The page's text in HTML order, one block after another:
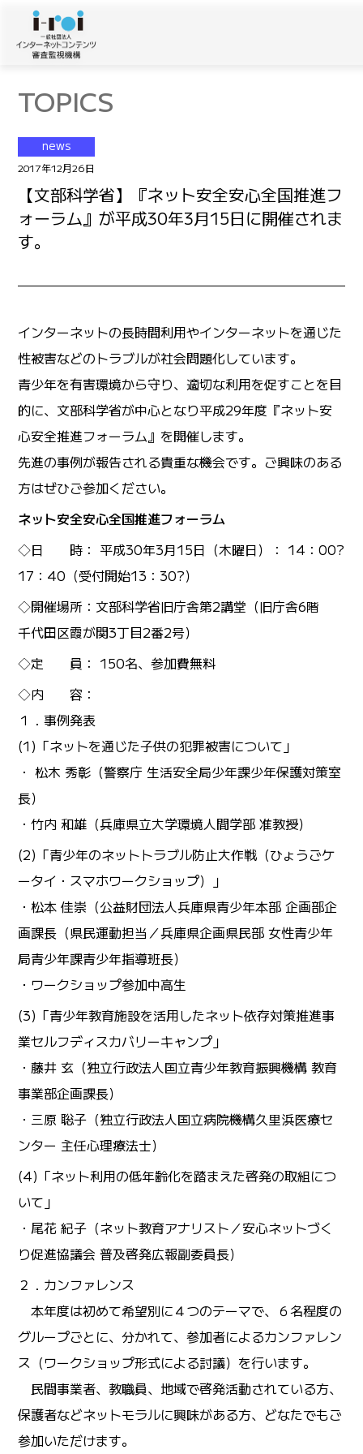
TOPICS
news
2017年12月26日
【文部科学省】『ネット安全安心全国推進フ
ォーラム』が平成30年3月15日に開催されま
す。
インターネットの長時間利用やインターネットを通じた
性被害などのトラブルが社会問題化しています。
青少年を有害環境から守り、適切な利用を促すことを目
的に、文部科学省が中心となり平成29年度『ネット安
心安全推進フォーラム』を開催します。
先進の事例が報告される貴重な機会です。ご興味のある
方はぜひご参加ください。
ネット安全安心全国推進フォーラム
◇日 時： 平成30年3月15日（木曜日）： 14：00?
17：40（受付開始13：30?）
◇開催場所：文部科学省旧庁舎第2講堂（旧庁舎6階
千代田区霞が関3丁目2番2号）
◇定 員： 150名、参加費無料
◇内 容：
１．事例発表
(1)「ネットを通じた子供の犯罪被害について」
・ 松木 秀彰（警察庁 生活安全局少年課少年保護対策室
長）
・竹内 和雄（兵庫県立大学環境人間学部 准教授）
(2)「青少年のネットトラブル防止大作戦（ひょうごケ
ータイ・スマホワークショップ）」
・松本 佳崇（公益財団法人兵庫県青少年本部 企画部企
画課長（県民運動担当／兵庫県企画県民部 女性青少年
局青少年課青少年指導班長）
・ワークショップ参加中高生
(3)「青少年教育施設を活用したネット依存対策推進事
業セルフディスカバリーキャンプ」
・藤井 玄（独立行政法人国立青少年教育振興機構 教育
事業部企画課長）
・三原 聡子（独立行政法人国立病院機構久里浜医療セ
ンター 主任心理療法士）
(4)「ネット利用の低年齢化を踏まえた啓発の取組につ
いて」
・尾花 紀子（ネット教育アナリスト／安心ネットづく
り促進協議会 普及啓発広報副委員長）
２．カンファレンス
本年度は初めて希望別に４つのテーマで、６名程度の
グループごとに、分かれて、参加者によるカンファレン
ス（ワークショップ形式による討議）を行います。
民間事業者、教職員、地域で啓発活動されている方、
保護者などネットモラルに興味がある方、どなたでもご
参加いただけます。